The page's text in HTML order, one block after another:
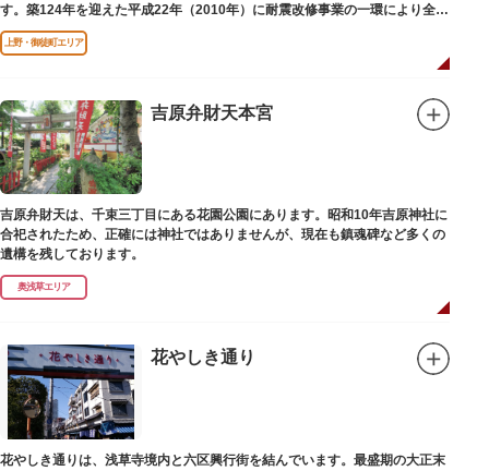
す。築124年を迎えた平成22年（2010年）に耐震改修事業の一環により全面
改修が施されました。
上野・御徒町エリア
吉原弁財天本宮
吉原弁財天は、千束三丁目にある花園公園にあります。昭和10年吉原神社に
合祀されたため、正確には神社ではありませんが、現在も鎮魂碑など多くの
遺構を残しております。
奥浅草エリア
花やしき通り
花やしき通りは、浅草寺境内と六区興行街を結んでいます。最盛期の大正末